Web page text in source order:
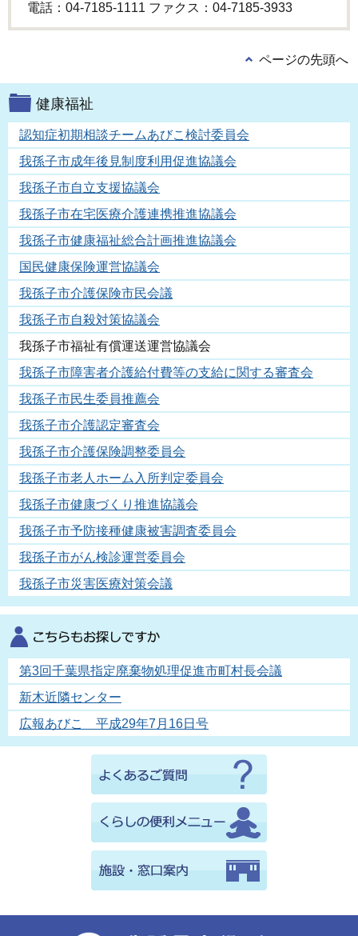
電話：04-7185-1111 ファクス：04-7185-3933
ページの先頭へ
健康福祉
認知症初期相談チームあびこ検討委員会
我孫子市成年後見制度利用促進協議会
我孫子市自立支援協議会
我孫子市在宅医療介護連携推進協議会
我孫子市健康福祉総合計画推進協議会
国民健康保険運営協議会
我孫子市介護保険市民会議
我孫子市自殺対策協議会
我孫子市福祉有償運送運営協議会
我孫子市障害者介護給付費等の支給に関する審査会
我孫子市民生委員推薦会
我孫子市介護認定審査会
我孫子市介護保険調整委員会
我孫子市老人ホーム入所判定委員会
我孫子市健康づくり推進協議会
我孫子市予防接種健康被害調査委員会
我孫子市がん検診運営委員会
我孫子市災害医療対策会議
第3回千葉県指定廃棄物処理促進市町村長会議
新木近隣センター
広報あびこ 平成29年7月16日号